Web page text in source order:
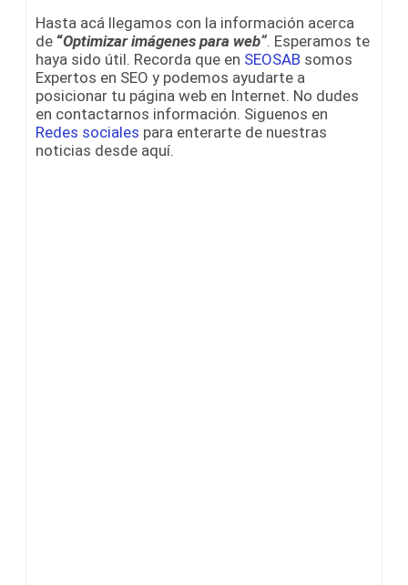
Hasta acá llegamos con la información acerca
de “Optimizar imágenes para web“. Esperamos te
haya sido útil. Recorda que en SEOSAB somos
Expertos en SEO y podemos ayudarte a
posicionar tu página web en Internet. No dudes
en contactarnos información. Siguenos en
Redes sociales para enterarte de nuestras
noticias desde aquí.